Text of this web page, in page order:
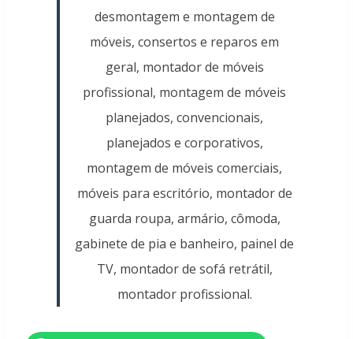
desmontagem e montagem de
móveis, consertos e reparos em
geral, montador de móveis
profissional, montagem de móveis
planejados, convencionais,
planejados e corporativos,
montagem de móveis comerciais,
móveis para escritório, montador de
guarda roupa, armário, cômoda,
gabinete de pia e banheiro, painel de
TV, montador de sofá retrátil,
montador profissional.